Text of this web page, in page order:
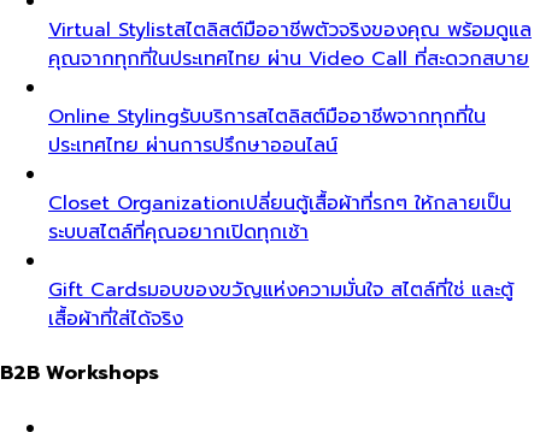
Virtual Stylistสไตลิสต์มืออาชีพตัวจริงของคุณ พร้อมดูแล
คุณจากทุกที่ในประเทศไทย ผ่าน Video Call ที่สะดวกสบาย
Online Stylingรับบริการสไตลิสต์มืออาชีพจากทุกที่ใน
ประเทศไทย ผ่านการปรึกษาออนไลน์
Closet Organizationเปลี่ยนตู้เสื้อผ้าที่รกๆ ให้กลายเป็น
ระบบสไตล์ที่คุณอยากเปิดทุกเช้า
Gift Cardsมอบของขวัญแห่งความมั่นใจ สไตล์ที่ใช่ และตู้
เสื้อผ้าที่ใส่ได้จริง
B2B Workshops